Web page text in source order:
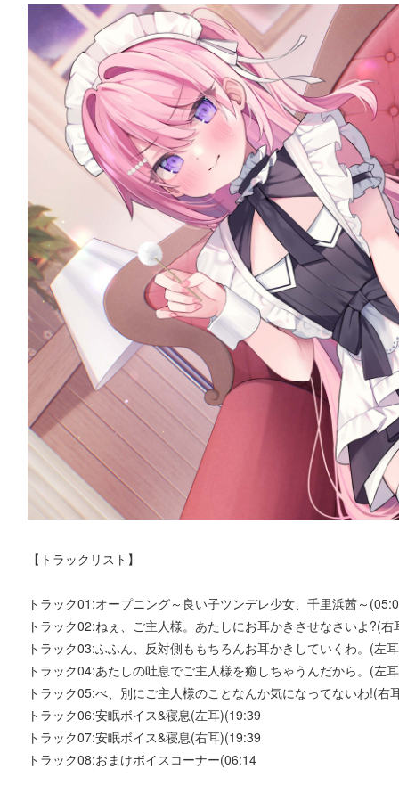
【トラックリスト】
トラック01:オープニング～良い子ツンデレ少女、千里浜茜～
トラック02:ねぇ、ご主人様。あたしにお耳かきさせなさいよ?(
トラック03:ふふん、反対側ももちろんお耳かきしていくわ。(左
トラック04:あたしの吐息でご主人様を癒しちゃうんだから。(左
トラック05:べ、別にご主人様のことなんか気になってないわ!(右
トラック06:安眠ボイス&寝息(左耳)(19:39
トラック07:安眠ボイス&寝息(右耳)(19:39
トラック08:おまけボイスコーナー(06:14